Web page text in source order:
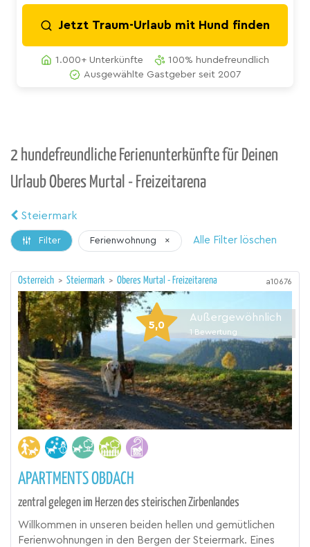
Jetzt Traum-Urlaub mit Hund finden
1.000+ Unterkünfte
100% hundefreundlich
Ausgewählte Gastgeber seit 2007
2 hundefreundliche Ferienunterkünfte für Deinen
Urlaub Oberes Murtal - Freizeitarena
Steiermark
Filter Ferienwohnung × Alle Filter löschen
Österreich > Steiermark > Oberes Murtal - Freizeitarena a10676
5,0
Außergewöhnlich
1 Bewertung
APARTMENTS OBDACH
zentral gelegen im Herzen des steirischen Zirbenlandes
Willkommen in unseren beiden hellen und gemütlichen
Ferienwohnungen in den Bergen der Steiermark. Eines